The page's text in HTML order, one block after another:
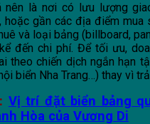
là nơi có lưu lượng
hoặc gần các địa điểm mua
và loại bảng (billboard,
đến chi phí. Để tối ưu,
theo chiến dịch ngắn hạn
biển Nha Trang…) thay vì
Vị trí đặt biển bảng
Hòa của Vương Di